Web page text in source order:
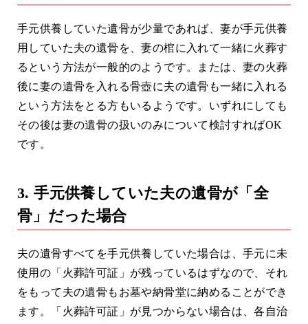
手元供養していた遺骨が少量であれば、妻が手元供養
用していた夫の遺骨を、妻の棺に入れて一緒に火葬す
るという方法が一般的のようです。または、妻の火葬
後に妻の遺骨を入れる骨壺に夫の遺骨も一緒に入れる
という方法をとる方もいるようです。いずれにしても
その後は妻の遺骨の扱いのみについて検討すればOK
です。
3. 手元供養していた夫の遺骨が「全
骨」だった場合
夫の遺骨すべてを手元供養していた場合は、手元に未
使用の「火葬許可証」が残っているはずなので、それ
をもって夫の遺骨もお墓や納骨堂に納めることができ
ます。「火葬許可証」が見つからない場合は、各自治